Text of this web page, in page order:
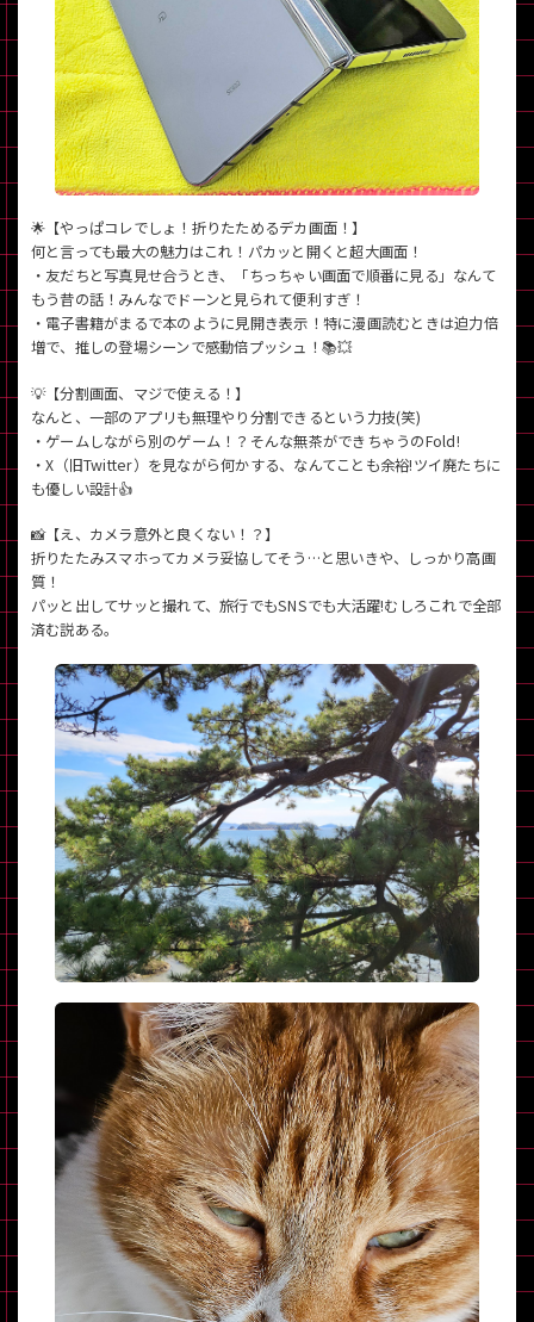
🌟【やっぱコレでしょ！折りたためるデカ画面！】
何と言っても最大の魅力はこれ！パカッと開くと超大画面！
・友だちと写真見せ合うとき、「ちっちゃい画面で順番に見る」なんて
もう昔の話！みんなでドーンと見られて便利すぎ！
・電子書籍がまるで本のように見開き表示！特に漫画読むときは迫力倍
増で、推しの登場シーンで感動倍プッシュ！📚💥
💡【分割画面、マジで使える！】
なんと、一部のアプリも無理やり分割できるという力技(笑)
・ゲームしながら別のゲーム！？そんな無茶ができちゃうのFold!
・X（旧Twitter）を見ながら何かする、なんてことも余裕!ツイ廃たちに
も優しい設計👍
📸【え、カメラ意外と良くない！？】
折りたたみスマホってカメラ妥協してそう…と思いきや、しっかり高画
質！
パッと出してサッと撮れて、旅行でもSNSでも大活躍!むしろこれで全部
済む説ある。
OSの絞り込み
メモリ
容量
モニタサイズ
~
円 ～ 円
年 月 から
年 月 まで
各項目のチェックボックスは「or検索」となります。
ただし機能別のみ「and検索」となります。